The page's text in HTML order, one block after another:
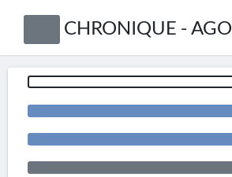
CHRONIQUE - AGO